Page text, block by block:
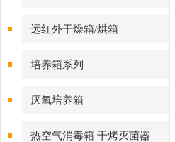
远红外干燥箱/烘箱
培养箱系列
厌氧培养箱
热空气消毒箱 干烤灭菌器